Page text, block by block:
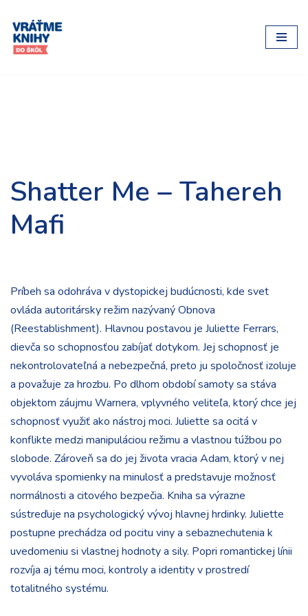
Preskočiť
na
Shatter Me – Tahereh
Mafi
Príbeh sa odohráva v dystopickej budúcnosti, kde svet
ovláda autoritársky režim nazývaný Obnova
(Reestablishment). Hlavnou postavou je Juliette Ferrars,
dievča so schopnosťou zabíjať dotykom. Jej schopnosť je
nekontrolovateľná a nebezpečná, preto ju spoločnosť izoluje
a považuje za hrozbu. Po dlhom období samoty sa stáva
objektom záujmu Warnera, vplyvného veliteľa, ktorý chce jej
schopnosť využiť ako nástroj moci. Juliette sa ocitá v
konflikte medzi manipuláciou režimu a vlastnou túžbou po
slobode. Zároveň sa do jej života vracia Adam, ktorý v nej
vyvoláva spomienky na minulosť a predstavuje možnosť
normálnosti a citového bezpečia. Kniha sa výrazne
sústreďuje na psychologický vývoj hlavnej hrdinky. Juliette
postupne prechádza od pocitu viny a sebaznechutenia k
uvedomeniu si vlastnej hodnoty a sily. Popri romantickej línii
rozvíja aj tému moci, kontroly a identity v prostredí
totalitného systému.